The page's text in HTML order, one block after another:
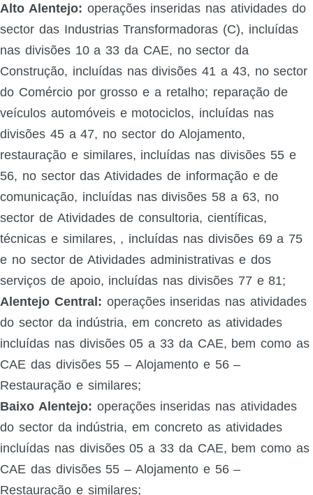
Alto Alentejo: operações inseridas nas atividades do
sector das Industrias Transformadoras (C), incluídas
nas divisões 10 a 33 da CAE, no sector da
Construção, incluídas nas divisões 41 a 43, no sector
do Comércio por grosso e a retalho; reparação de
veículos automóveis e motociclos, incluídas nas
divisões 45 a 47, no sector do Alojamento,
restauração e similares, incluídas nas divisões 55 e
56, no sector das Atividades de informação e de
comunicação, incluídas nas divisões 58 a 63, no
sector de Atividades de consultoria, científicas,
técnicas e similares, , incluídas nas divisões 69 a 75
e no sector de Atividades administrativas e dos
serviços de apoio, incluídas nas divisões 77 e 81;
Alentejo Central: operações inseridas nas atividades
do sector da indústria, em concreto as atividades
incluídas nas divisões 05 a 33 da CAE, bem como as
CAE das divisões 55 – Alojamento e 56 –
Restauração e similares;
Baixo Alentejo: operações inseridas nas atividades
do sector da indústria, em concreto as atividades
incluídas nas divisões 05 a 33 da CAE, bem como as
CAE das divisões 55 – Alojamento e 56 –
Restauração e similares;